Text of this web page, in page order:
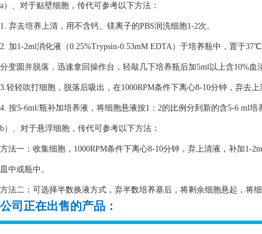
a）、对于贴壁细胞，传代可参考以下方法：
1. 弃去培养上清，用不含钙、镁离子的PBS润洗细胞1-2次。
2. 加1-2ml消化液（0.25%Trypsin-0.53mM EDTA）于培养瓶中，置于
分变圆并脱落，迅速拿回操作台，轻敲几下培养瓶后加5ml以上含10%血
3.轻轻吹打细胞，脱落后吸出，在1000RPM条件下离心8-10分钟，弃去
4. 按5-6ml/瓶补加培养液，将细胞悬液按1：2的比例分到新的含5-6 ml培
b）、对于悬浮细胞，传代可参考以下方法：
方法一：收集细胞，1000RPM条件下离心8-10分钟，弃上清液，补加1-
皿中或瓶中。
方法二：可选择半数换液方式，弃半数培养基后，将剩余细胞悬起，将
公司正在出售的产品：